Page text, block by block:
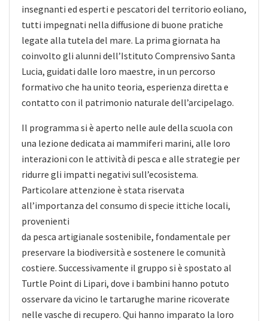
insegnanti ed esperti e pescatori del territorio eoliano,
tutti impegnati nella diffusione di buone pratiche
legate alla tutela del mare. La prima giornata ha
coinvolto gli alunni dell’Istituto Comprensivo Santa
Lucia, guidati dalle loro maestre, in un percorso
formativo che ha unito teoria, esperienza diretta e
contatto con il patrimonio naturale dell’arcipelago.
Il programma si è aperto nelle aule della scuola con
una lezione dedicata ai mammiferi marini, alle loro
interazioni con le attività di pesca e alle strategie per
ridurre gli impatti negativi sull’ecosistema.
Particolare attenzione è stata riservata
all’importanza del consumo di specie ittiche locali,
provenienti
da pesca artigianale sostenibile, fondamentale per
preservare la biodiversità e sostenere le comunità
costiere. Successivamente il gruppo si è spostato al
Turtle Point di Lipari, dove i bambini hanno potuto
osservare da vicino le tartarughe marine ricoverate
nelle vasche di recupero. Qui hanno imparato la loro